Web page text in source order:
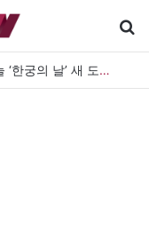
방글라데시 홍역 비상, 5개월 간 어린이 860명 사망 “백신 조달 시스템 변경이 화근”